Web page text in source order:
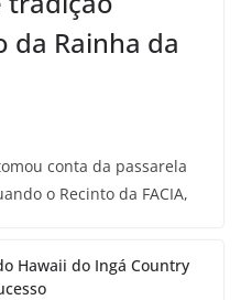
da Rainha da
conta da passarela
o Recinto da FACIA,
Hawaii do Ingá Country